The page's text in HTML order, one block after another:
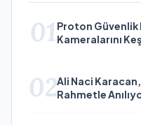
01 Proton Güvenlik
Kameralarını
02Ali Naci Karacan,
Rahmetle